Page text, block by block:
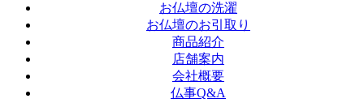
お仏壇の洗濯
お仏壇のお引取り
商品紹介
店舗案内
会社概要
仏事Q&A